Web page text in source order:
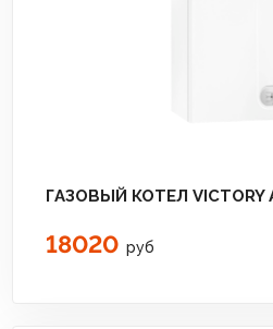
ГАЗОВЫЙ КОТЕЛ VICTORY
18020 руб